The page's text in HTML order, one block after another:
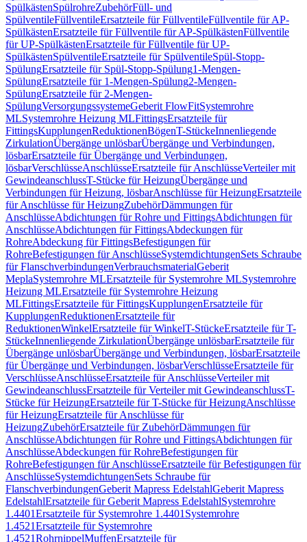
SpülkästenSpülrohreZubehörFüll- und
SpülventileFüllventileErsatzteile für FüllventileFüllventile für AP-
SpülkästenErsatzteile für Füllventile für AP-SpülkästenFüllventile
für UP-SpülkästenErsatzteile für Füllventile für UP-
SpülkästenSpülventileErsatzteile für SpülventileSpül-Stopp-
SpülungErsatzteile für Spül-Stopp-Spülung1-Mengen-
SpülungErsatzteile für 1-Mengen-Spülung2-Mengen-
SpülungErsatzteile für 2-Mengen-
SpülungVersorgungssystemeGeberit FlowFitSystemrohre
MLSystemrohre Heizung MLFittingsErsatzteile für
FittingsKupplungenReduktionenBögenT-StückeInnenliegende
ZirkulationÜbergänge unlösbarÜbergänge und Verbindungen,
lösbarErsatzteile für Übergänge und Verbindungen,
lösbarVerschlüsseAnschlüsseErsatzteile für AnschlüsseVerteiler mit
GewindeanschlussT-Stücke für HeizungÜbergänge und
Verbindungen für Heizung, lösbarAnschlüsse für HeizungErsatzteile
für Anschlüsse für HeizungZubehörDämmungen für
AnschlüsseAbdichtungen für Rohre und FittingsAbdichtungen für
AnschlüsseAbdichtungen für FittingsAbdeckungen für
RohreAbdeckung für FittingsBefestigungen für
RohreBefestigungen für AnschlüsseSystemdichtungenSets Schraube
für FlanschverbindungenVerbrauchsmaterialGeberit
MeplaSystemrohre MLErsatzteile für Systemrohre MLSystemrohre
Heizung MLErsatzteile für Systemrohre Heizung
MLFittingsErsatzteile für FittingsKupplungenErsatzteile für
KupplungenReduktionenErsatzteile für
ReduktionenWinkelErsatzteile für WinkelT-StückeErsatzteile für T-
StückeInnenliegende ZirkulationÜbergänge unlösbarErsatzteile für
Übergänge unlösbarÜbergänge und Verbindungen, lösbarErsatzteile
für Übergänge und Verbindungen, lösbarVerschlüsseErsatzteile für
VerschlüsseAnschlüsseErsatzteile für AnschlüsseVerteiler mit
GewindeanschlussErsatzteile für Verteiler mit GewindeanschlussT-
Stücke für HeizungErsatzteile für T-Stücke für HeizungAnschlüsse
für HeizungErsatzteile für Anschlüsse für
HeizungZubehörErsatzteile für ZubehörDämmungen für
AnschlüsseAbdichtungen für Rohre und FittingsAbdichtungen für
AnschlüsseAbdeckungen für RohreBefestigungen für
RohreBefestigungen für AnschlüsseErsatzteile für Befestigungen für
AnschlüsseSystemdichtungenSets Schraube für
FlanschverbindungenGeberit Mapress EdelstahlGeberit Mapress
EdelstahlErsatzteile für Geberit Mapress EdelstahlSystemrohre
1.4401Ersatzteile für Systemrohre 1.4401 Systemrohre
1.4521Ersatzteile für Systemrohre
1.4521RohrnippelMuffenErsatzteile für